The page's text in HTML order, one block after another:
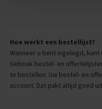
Hoe werkt een bestellijst?
Wanneer u bent ingelogd,
Gebruik bestel- en
te bestellen. Uw bestel- en
account. Dat pakt altijd goed